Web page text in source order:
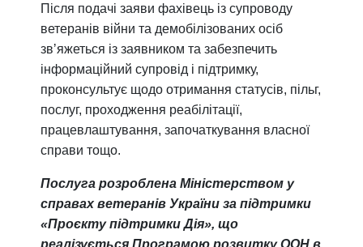
Після подачі заяви фахівець із супроводу
ветеранів війни та демобілізованих осіб
звʼяжеться із заявником та забезпечить
інформаційний супровід і підтримку,
проконсультує щодо отримання статусів, пільг,
послуг, проходження реабілітації,
працевлаштування, започаткування власної
справи тощо.
Послуга розроблена Міністерством у
справах ветеранів України за підтримки
«Проєкту підтримки Дія», що
реалізується Програмою розвитку ООН в